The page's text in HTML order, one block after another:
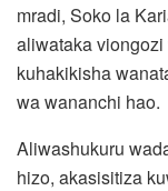
mradi, Soko la
aliwataka
kuhakikisha
wa wananchi hao.
Aliwashukuru
hizo, akasisitiza